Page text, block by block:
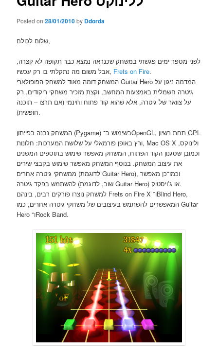
Posted on28/01/2010by Ddorda
שלום לכולם,
לפני מספר ימים פגשתי במשחק שכנראה נמצא כבר תקופה לא קצרה,
אבל משום מה נתקלתי בו רק עכשיו, Frets on Fire.
המשחק דומה מאוד למשחק הפופולארי Guitar Hero המדמה ניגון על
גיטרה חשמלית באמצעות המחשב, וקצת מזכיר משחקי ריקודים, רק
על צוואר של גיטרה, אלא שהוא קוד פתוח וחינמי (אם תרצו – תוכנה
חופשית).
המשחק נבנה בפייתון (Pygame) בשימוש ב־OpenGL, תחת רשיון GPL
ורץ באופן פורמאלי על שלושת המערכות: חלונות, Mac OS X ולינוקס,
וכמובן שסגנון הקוד הפתוח, המשחק מאפשר שימוש בתוספים המשנים
את עיצוב המשחק. בנוסף המשחק מאפשר שימוש בקבצי שירים
ממשחקי גיטרה אחרים (לדוגמת Guitar Hero), וכמו־כן מאפשר
להשתמש בפקד גיטרה (שוב, לדוגמת Guitar Hero) או ג’ויסטיק.
למשחק נוצרו פורקים רבים, בינהם Frets on Fire X ו־Blind Hero,
המאפשרים להשתמש בעיצובים של משחקי גיטרה אחרים, כמו Guitar
Hero ו־Rock Band.